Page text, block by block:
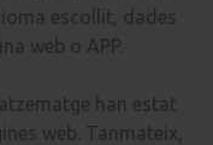
escollit, dades
web o APP.
han estat
web. Tanmateix,